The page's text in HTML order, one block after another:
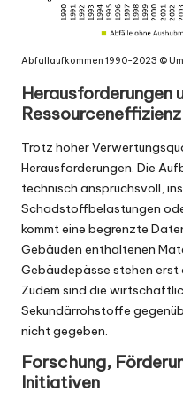
Abfallaufkommen 1990-2023 ©
Herausforderungen
Trotz hoher
Herausforderungen. Die
technisch anspruchsvoll,
Schadstoffbelastungen
kommt eine begrenzte
Gebäuden enthaltenen
Gebäudepässe stehen erst
Zudem sind die
Sekundärrohstoffe
nicht gegeben.
Forschung,
Initiativen